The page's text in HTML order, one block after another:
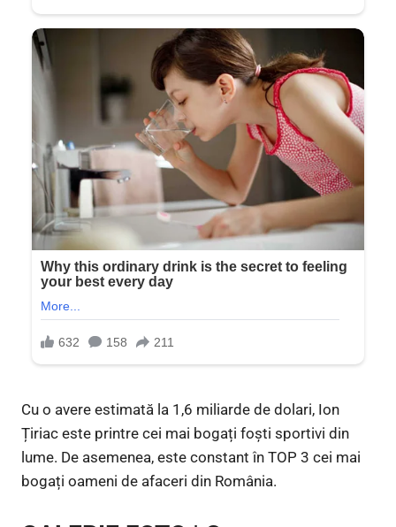
Cu o avere estimată la 1,6 miliarde de dolari, Ion
Țiriac este printre cei mai bogați foști sportivi din
lume. De asemenea, este constant în TOP 3 cei mai
bogați oameni de afaceri din România.